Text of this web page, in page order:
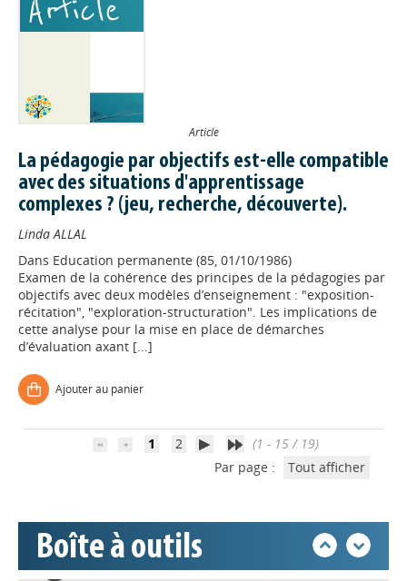
Article
La pédagogie par objectifs est-elle compatible
avec des situations d'apprentissage
complexes ? (jeu, recherche, découverte).
Linda ALLAL
Dans Education permanente (85, 01/10/1986)
Examen de la cohérence des principes de la pédagogies par
objectifs avec deux modèles d’enseignement : "exposition-
récitation", "exploration-structuration". Les implications de
cette analyse pour la mise en place de démarches
d’évaluation axant [...]
Ajouter au panier
1 2
(1 - 15 / 19)
Par page :
Tout afficher
Boîte à outils
Appels à projets
déconnecter)
Nos veilles Scoop.it